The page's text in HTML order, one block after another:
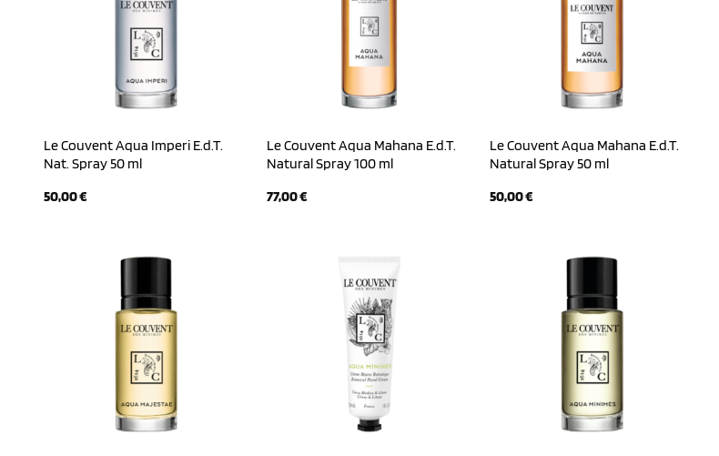
Le Couvent Aqua Imperi E.d.T.
Nat. Spray 50 ml
50,00€
Le Couvent Aqua Mahana E.d.T.
Natural Spray 100 ml
77,00€
Le Couvent Aqua Mahana E.d.T.
Natural Spray 50 ml
50,00€